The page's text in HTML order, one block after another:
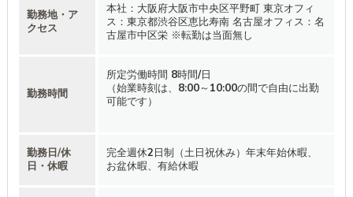
勤務地・ア
クセス
本社：大阪府大阪市中央区平野町 東京オフィ
ス：東京都渋谷区恵比寿南 名古屋オフィス：名
古屋市中区栄 ※転勤は当面無し
勤務時間
所定労働時間 8時間/日
（始業時刻は、8:00～10:00の間で自由に出勤
可能です）
勤務日/休
日・休暇
完全週休2日制（土日祝休み）年末年始休暇、
お盆休暇、有給休暇